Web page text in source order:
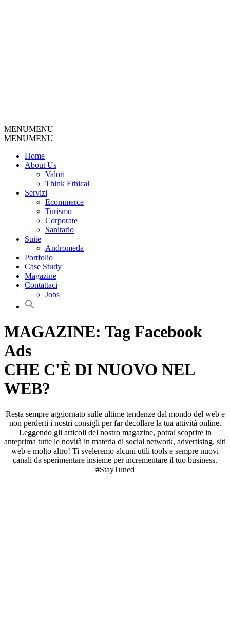
MENUMENU
MENUMENU
Home
About Us
Valori
Think Ethical
Servizi
Ecommerce
Turismo
Corporate
Sanitario
Suite
Andromeda
Portfolio
Case Study
Magazine
Contattaci
Jobs
MAGAZINE: Tag Facebook
Ads
CHE C'È DI NUOVO NEL
WEB?
Resta sempre aggiornato sulle ultime tendenze dal mondo del web e
non perderti i nostri consigli per far decollare la tua attività online.
Leggendo gli articoli del nostro magazine, potrai scoprire in
anteprima tutte le novità in materia di social network, advertising, siti
web e molto altro! Ti sveleremo alcuni utili tools e sempre nuovi
canali da sperimentare insieme per incrementare il tuo business.
#StayTuned